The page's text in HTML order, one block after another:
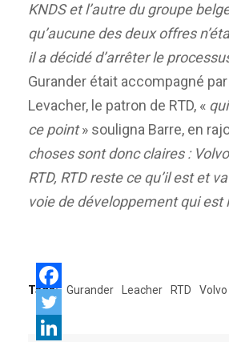
KNDS et l’autre du groupe
qu’aucune des deux offres
il a décidé d’arrêter le
Gurander était accompagné par
Levacher, le patron de RTD, «
ce point» souligna Barre, en
choses sont donc claires :
RTD, RTD reste ce qu’il est et
voie de développement qui est
Tags: Gurander Leacher RTD Volvo